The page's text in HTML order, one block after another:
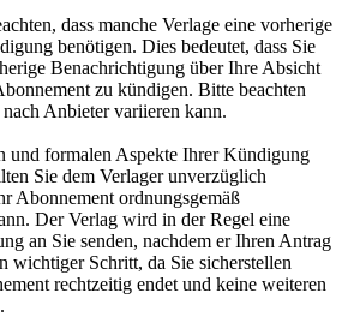
dass manche Verlage eine vorherige
benötigen. Dies bedeutet, dass Sie
Benachrichtigung über Ihre Absicht
zu kündigen. Bitte beachten
Anbieter variieren kann.
und formalen Aspekte Ihrer Kündigung
Sie dem Verlager unverzüglich
Abonnement ordnungsgemäß
Der Verlag wird in der Regel eine
an Sie senden, nachdem er Ihren Antrag
wichtiger Schritt, da Sie sicherstellen
rechtzeitig endet und keine weiteren